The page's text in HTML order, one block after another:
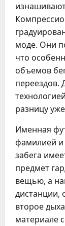
моде. Они
что
объемов
переездов.
разницу
Именная
фамилией
забега
предмет
вещью, а
дистанции,
второе
материале